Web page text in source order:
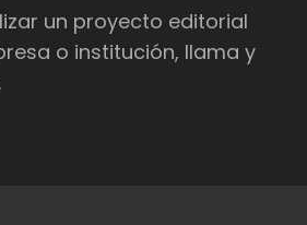
un proyecto editorial
o institución, llama y